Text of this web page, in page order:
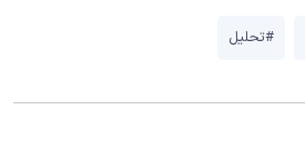
#تحلیل